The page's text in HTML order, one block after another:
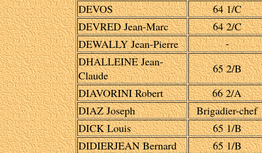
DEVOS
64 1/C
DEVRED Jean-Marc
64 2/C
DEWALLY Jean-Pierre
-
DHALLEINE Jean-
Claude
65 2/B
DIAVORINI Robert
66 2/A
DIAZ Joseph
Brigadier-chef
DICK Louis
65 1/B
DIDIERJEAN Bernard
65 1/B